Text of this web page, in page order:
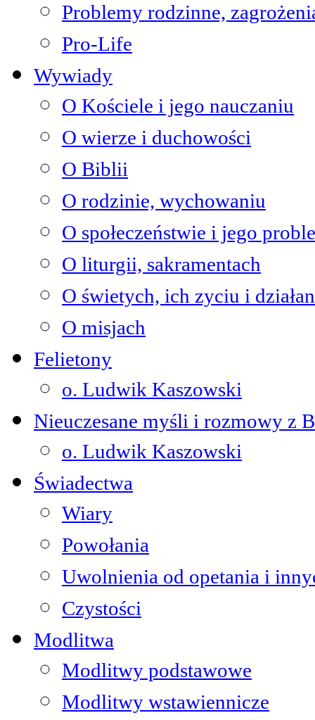
Problemy rodzinne,
Pro-Life
Wywiady
O Kościele i jego nauczaniu
O wierze i duchowości
O Biblii
O rodzinie, wychowaniu
O społeczeństwie i jego
O liturgii, sakramentach
O świetych, ich zyciu i
O misjach
Felietony
o. Ludwik Kaszowski
Nieuczesane myśli i rozmowy z
o. Ludwik Kaszowski
Świadectwa
Wiary
Powołania
Uwolnienia od opetania i
Czystości
Modlitwa
Modlitwy podstawowe
Modlitwy wstawiennicze